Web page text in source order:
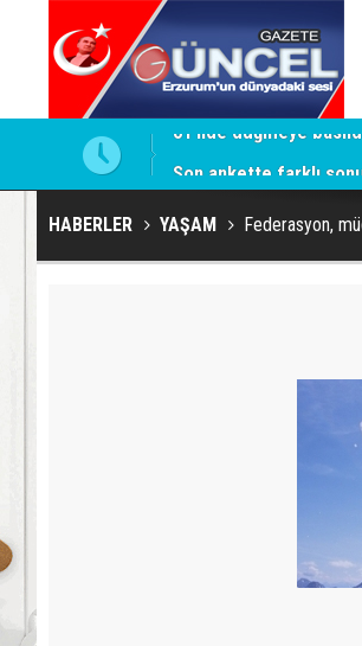
HABERLER YAŞAM Federasyon,